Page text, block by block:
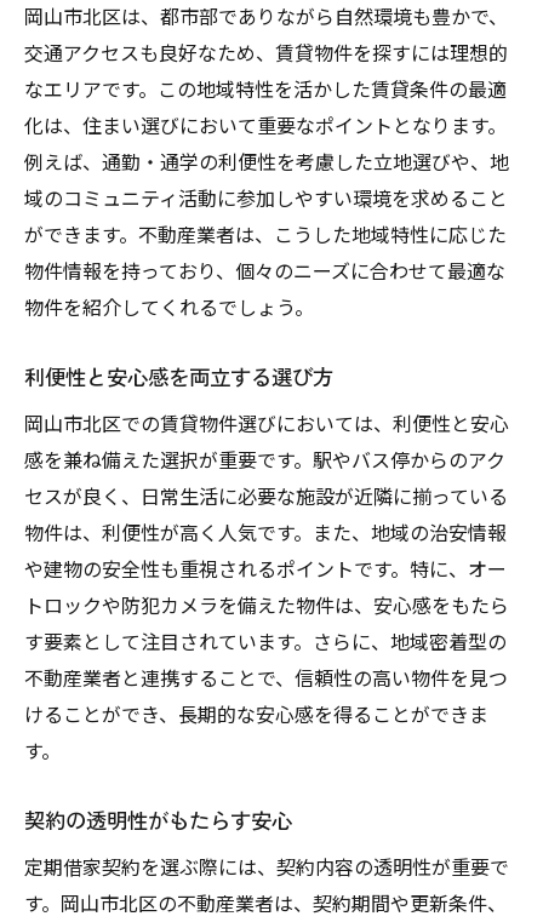
岡山市北区は、都市部でありながら自然環境も豊かで、
交通アクセスも良好なため、賃貸物件を探すには理想的
なエリアです。この地域特性を活かした賃貸条件の最適
化は、住まい選びにおいて重要なポイントとなります。
例えば、通勤・通学の利便性を考慮した立地選びや、地
域のコミュニティ活動に参加しやすい環境を求めること
ができます。不動産業者は、こうした地域特性に応じた
物件情報を持っており、個々のニーズに合わせて最適な
物件を紹介してくれるでしょう。
利便性と安心感を両立する選び方
岡山市北区での賃貸物件選びにおいては、利便性と安心
感を兼ね備えた選択が重要です。駅やバス停からのアク
セスが良く、日常生活に必要な施設が近隣に揃っている
物件は、利便性が高く人気です。また、地域の治安情報
や建物の安全性も重視されるポイントです。特に、オー
トロックや防犯カメラを備えた物件は、安心感をもたら
す要素として注目されています。さらに、地域密着型の
不動産業者と連携することで、信頼性の高い物件を見つ
けることができ、長期的な安心感を得ることができま
す。
契約の透明性がもたらす安心
定期借家契約を選ぶ際には、契約内容の透明性が重要で
す。岡山市北区の不動産業者は、契約期間や更新条件、